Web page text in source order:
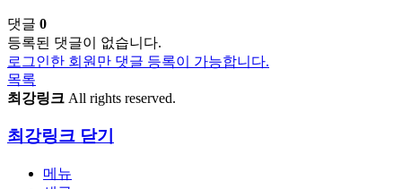
댓글 0
등록된 댓글이 없습니다.
로그인한 회원만 댓글 등록이 가능합니다.
목록
최강링크 All rights reserved.
최강링크 닫기
메뉴